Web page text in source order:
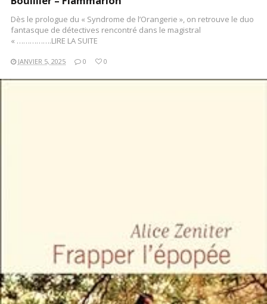
Dès le prologue du « Syndrome de l’Orangerie », on retrouve le duo
fantasque de détectives rencontré dans le magistral
« …………….LIRE LA SUITE
JANVIER 5, 2025 0 0
LIRE LA SUITE